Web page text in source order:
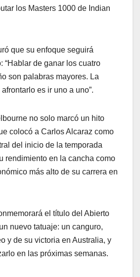
los Masters 1000 de Indian
que su enfoque seguirá
“Hablar de ganar los cuatro
son palabras mayores. La
es ir uno a uno”.
no solo marcó un hito
colocó a Carlos Alcaraz como
del inicio de la temporada
rendimiento en la cancha como
más alto de su carrera en
el título del Abierto
nuevo tatuaje: un canguro,
y de su victoria en Australia, y
en las próximas semanas.